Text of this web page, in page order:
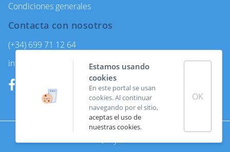
Condiciones generales
Contacta con nosotros
(+34) 699 71 12 64
info@enjoycanarytours.com
Made with byCoco Solution.
Estamos usando
cookies
En este portal se usan
cookies. Al continuar
navegando por el sitio,
aceptas el uso de
nuestras cookies.
OK